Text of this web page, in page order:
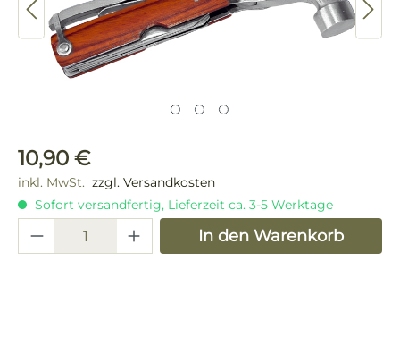
Regulärer Preis:
10,90 €
inkl. MwSt. zzgl. Versandkosten
Sofort versandfertig, Lieferzeit ca. 3-5 Werktage
Produkt Anzahl: Gib denIn den Warenkorb